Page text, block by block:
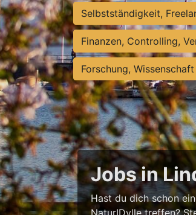
Selbstständigkeit,
Finanzen, Controlling,
Forschung, Wissenschaft
Jobs in
Hast du dich schon